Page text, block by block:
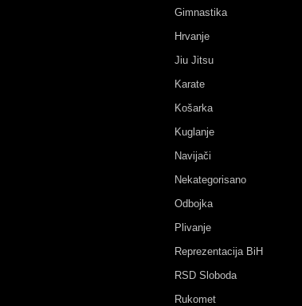
Gimnastika
Hrvanje
Jiu Jitsu
Karate
Košarka
Kuglanje
Navijači
Nekategorisano
Odbojka
Plivanje
Reprezentacija BiH
RSD Sloboda
Rukomet